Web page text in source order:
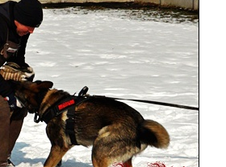
i
g
a
t
i
o
n